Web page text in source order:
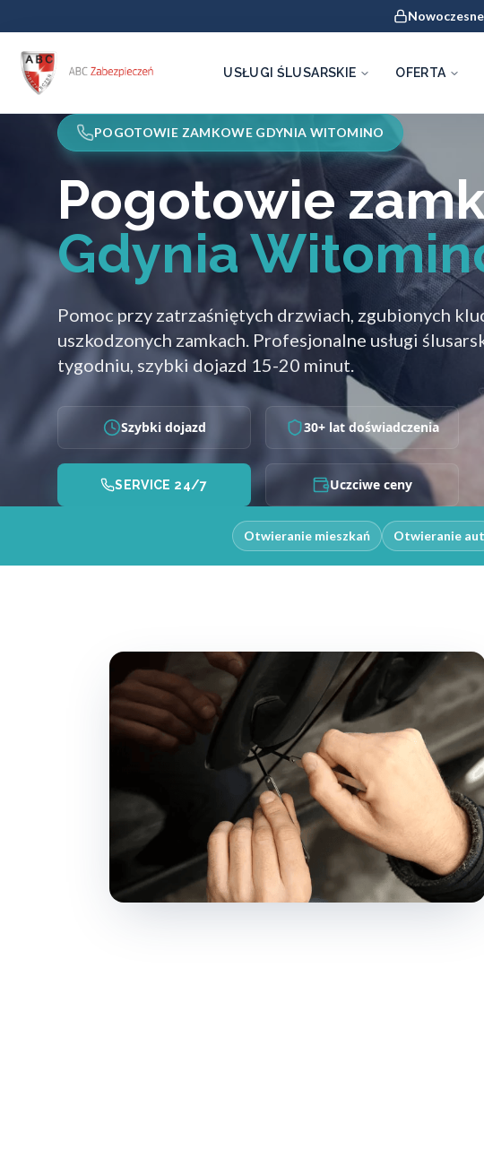
USŁUGI ŚLUSARSKIE OFERTA
POGOTOWIE ZAMKOWE GDYNIA WITOMINO
Pogotowie
Gdynia
Pomoc przy zatrzaśniętych drzwiach, zgubionych
uszkodzonych zamkach. Profesjonalne usługi
tygodniu, szybki dojazd 15-20 minut.
Szybki dojazd 30+ lat doświadczenia
SERVICE 24/7 Uczciwe ceny
Otwieranie mieszkań Otwieranie aut